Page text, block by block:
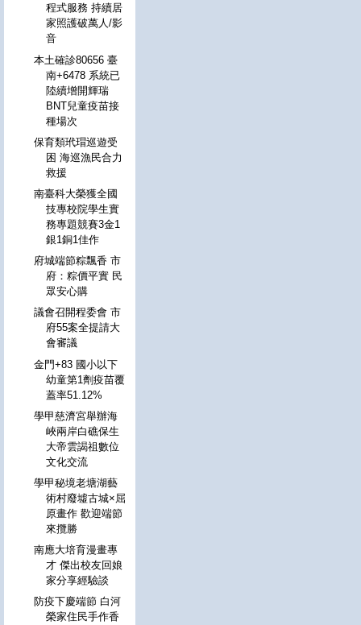
程式服務 持續居
家照護破萬人/影
音
本土確診80656 臺
南+6478 系統已
陸續增開輝瑞
BNT兒童疫苗接
種場次
保育類玳瑁巡遊受
困 海巡漁民合力
救援
南臺科大榮獲全國
技專校院學生實
務專題競賽3金1
銀1銅1佳作
府城端節粽飄香 市
府：粽價平實 民
眾安心購
議會召開程委會 市
府55案全提請大
會審議
金門+83 國小以下
幼童第1劑疫苗覆
蓋率51.12%
學甲慈濟宮舉辦海
峽兩岸白礁保生
大帝雲謁祖數位
文化交流
學甲秘境老塘湖藝
術村廢墟古城×屈
原畫作 歡迎端節
來攬勝
南應大培育漫畫專
才 傑出校友回娘
家分享經驗談
防疫下慶端節 白河
榮家住民手作香